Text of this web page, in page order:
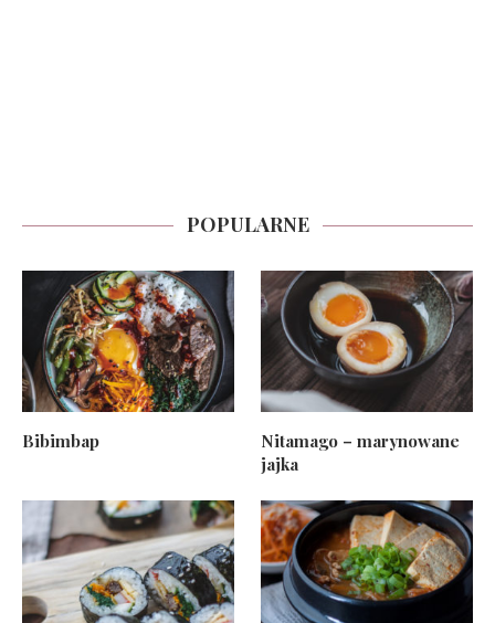
POPULARNE
Bibimbap
Nitamago – marynowane
jajka